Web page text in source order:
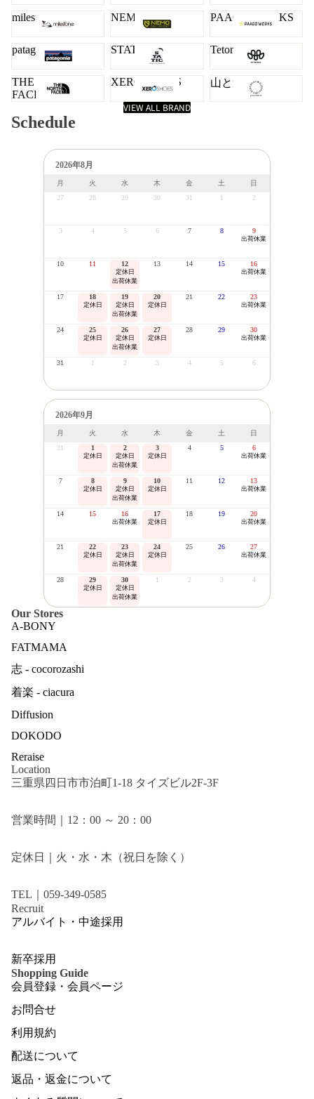
milestone NEMO PAAGO WORKS
patagonia STATIC Teton Bros.
THE NORTH
FACE
XERO SHOES 山と道
VIEW ALL BRAND
Schedule
2026年8月
月 火 水 木 金 土
日
27
28 29 30 31 1 2
3 4 5 6 7 8 9
出荷休業
10 11 12
定休日
出荷休業
13 14 15 16
出荷休業
17 18
定休日
19
定休日
出荷休業
20
定休日
21 22 23
出荷休業
24 25
定休日
26
定休日
出荷休業
27
定休日
28 29 30
出荷休業
31 1 2 3 4 5 6
2026年9月
月 火 水 木 金 土
日
31
1
定休日
2
定休日
出荷休業
3
定休日
4 5 6
出荷休業
7 8
定休日
9
定休日
出荷休業
10
定休日
11 12 13
出荷休業
14 15 16
出荷休業
17
定休日
18 19 20
出荷休業
21 22
定休日
23
定休日
出荷休業
24
定休日
25 26 27
出荷休業
28 29
定休日
30
定休日
出荷休業
1 2 3 4
Our Stores
A-BONY
FATMAMA
志 - cocorozashi
着楽 - ciacura
Diffusion
DOKODO
Reraise
Location
三重県四日市市泊町1-18 タイズビル2F-3F
営業時間｜12：00 ～ 20：00
定休日｜火・水・木（祝日を除く）
TEL｜059-349-0585
Recruit
アルバイト・中途採用
新卒採用
Shopping Guide
会員登録・会員ページ
お問合せ
利用規約
配送について
返品・返金について